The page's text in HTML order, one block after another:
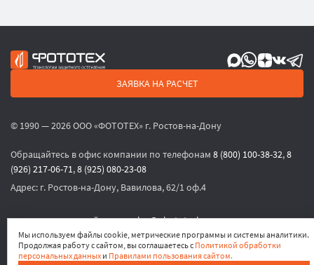
ЗАЯВКА НА РАСЧЕТ
© 1990 — 2026 ООО «ФОТОТЕХ» г. Ростов-на-Дону
Обращайтесь в офис компании по телефонам 8 (800) 100-38-32,8
(926) 217-06-71,8 (925) 080-23-08
Адрес: г. Ростов-на-Дону, Вавилова, 62/1 оф.4
или по электронной почтеsales@phototech.ru
Политика конфиденциальности,Согласие на обработку
Мы используем файлы cookie, метрические программы и системы аналитики.
Продолжая работу с сайтом, вы соглашаетесь с Политикой обработки
персональных данных и Правилами пользования сайтом.